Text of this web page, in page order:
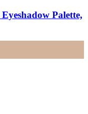
Palette,